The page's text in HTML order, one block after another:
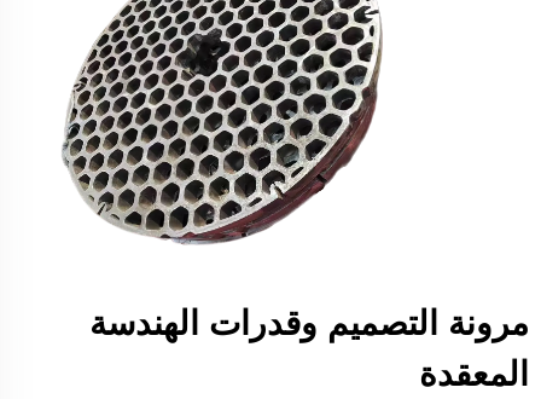
مرونة التصميم وقدرات الهندسة
المعقدة